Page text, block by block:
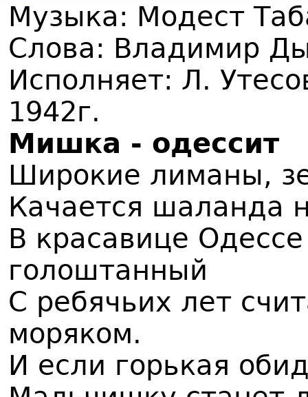
Музыка: Модест
Слова: Владимир
Исполняет: Л.
1942г.
Мишка - одессит
Широкие лиманы,
Качается шаланда
В красавице
голоштанный
С ребячьих лет
моряком.
И если горькая